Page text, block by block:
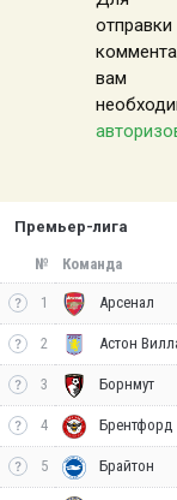
отправки
вам
Премьер-лига
№ Команда
1 Арсенал
2 Астон
3 Борнмут
4 Брентфорд
5 Брайтон